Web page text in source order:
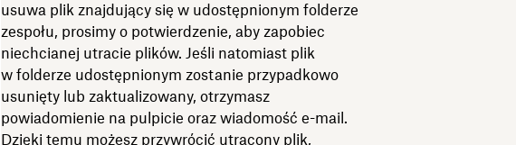
usuwa plik znajdujący się w udostępnionym folderze
zespołu, prosimy o potwierdzenie, aby zapobiec
niechcianej utracie plików. Jeśli natomiast plik
w folderze udostępnionym zostanie przypadkowo
usunięty lub zaktualizowany, otrzymasz
powiadomienie na pulpicie oraz wiadomość e-mail.
Dzięki temu możesz przywrócić utracony plik,